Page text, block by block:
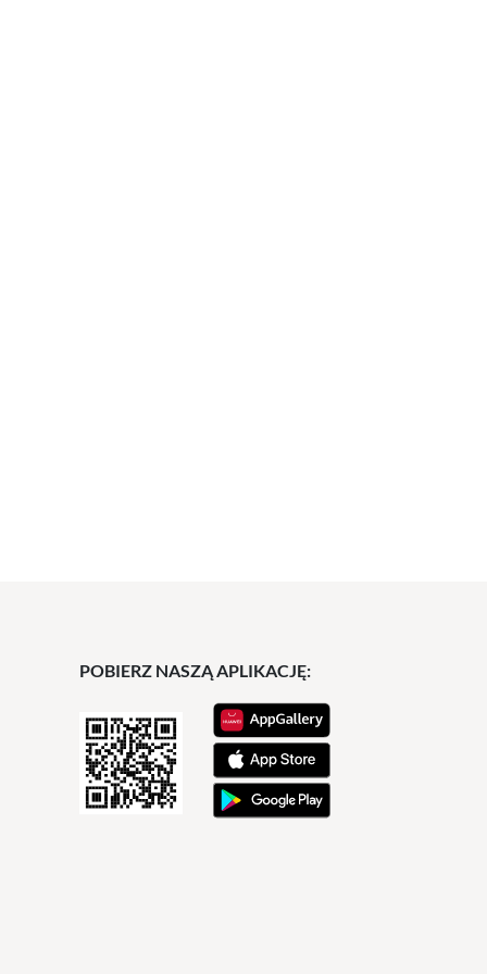
POBIERZ NASZĄ APLIKACJĘ: